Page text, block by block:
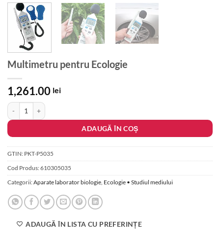
Multimetru pentru Ecologie
1,261.00 lei
Cantitate Multimetru pentru Ecologie
ADAUGĂ ÎN COȘ
GTIN: PKT-P5035
Cod Produs:610305035
Categorii:Aparate laborator biologie Ecologie • Studiul mediului
ADAUGĂ ÎN LISTA CU PREFERINȚE